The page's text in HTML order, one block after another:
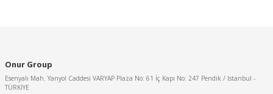
Onur Group
Esenyalı Mah. Yanyol Caddesi VARYAP Plaza No: 61 İç Kapı No: 247 Pendik / Istanbul -
TÜRKİYE